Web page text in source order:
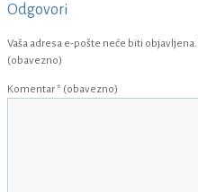
Odgovori
Vaša adresa e-pošte neće biti objavljena.
(obavezno)
Komentar* (obavezno)